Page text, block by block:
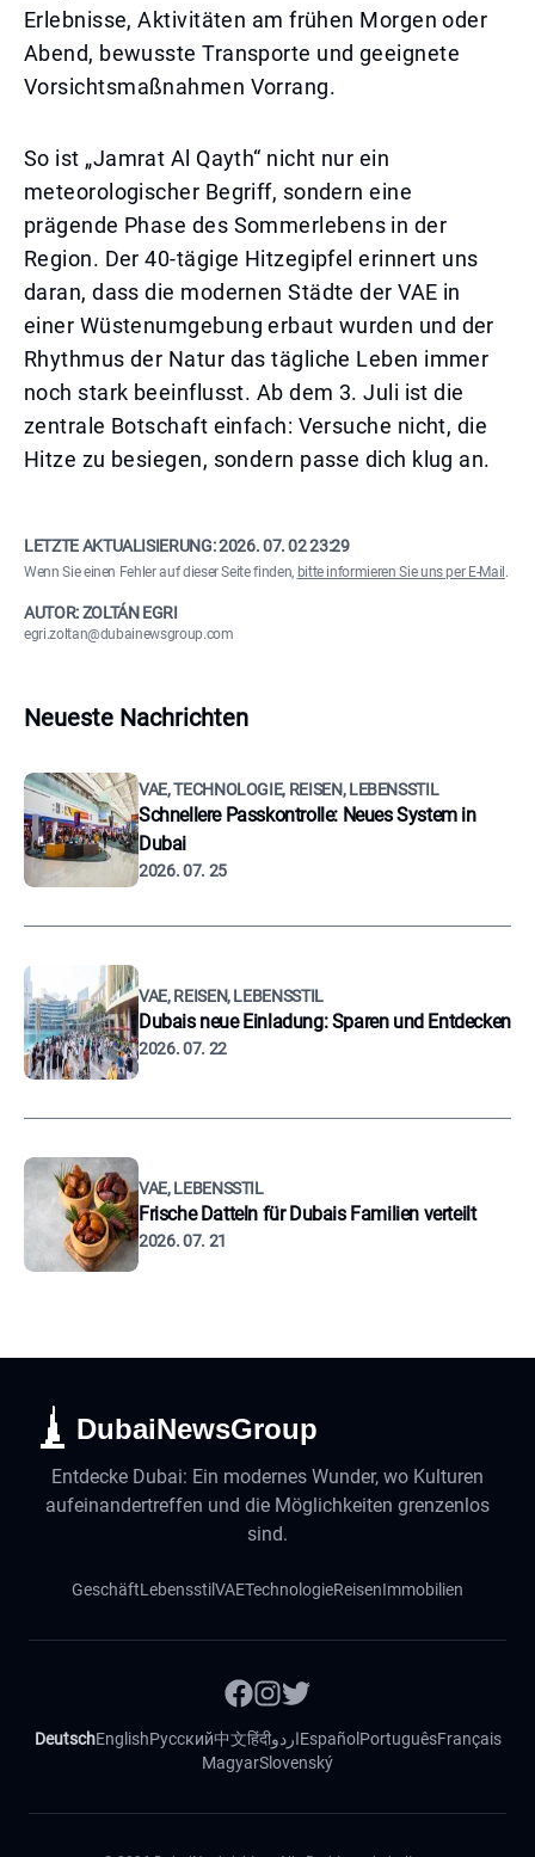
Erlebnisse, Aktivitäten am frühen Morgen oder
Abend, bewusste Transporte und geeignete
Vorsichtsmaßnahmen Vorrang.
So ist „Jamrat Al Qayth“ nicht nur ein
meteorologischer Begriff, sondern eine
prägende Phase des Sommerlebens in der
Region. Der 40-tägige Hitzegipfel erinnert uns
daran, dass die modernen Städte der VAE in
einer Wüstenumgebung erbaut wurden und der
Rhythmus der Natur das tägliche Leben immer
noch stark beeinflusst. Ab dem 3. Juli ist die
zentrale Botschaft einfach: Versuche nicht, die
Hitze zu besiegen, sondern passe dich klug an.
LETZTE AKTUALISIERUNG:2026. 07. 02 23:29
Wenn Sie einen Fehler auf dieser Seite finden, bitte informieren Sie uns per E-Mail .
AUTOR: ZOLTÁN EGRI
egri.zoltan@dubainewsgroup.com
Neueste Nachrichten
VAE, TECHNOLOGIE, REISEN, LEBENSSTIL
Schnellere Passkontrolle: Neues System in
Dubai
2026. 07. 25
VAE, REISEN, LEBENSSTIL
Dubais neue Einladung: Sparen und Entdecken
2026. 07. 22
VAE, LEBENSSTIL
Frische Datteln für Dubais Familien verteilt
2026. 07. 21
DubaiNewsGroup
Entdecke Dubai: Ein modernes Wunder, wo Kulturen
aufeinandertreffen und die Möglichkeiten grenzenlos
sind.
GeschäftLebensstilVAETechnologieReisenImmobilien
DeutschEnglishРусский中文हिंदीاردوEspañol PortuguêsFrançais
MagyarSlovenský